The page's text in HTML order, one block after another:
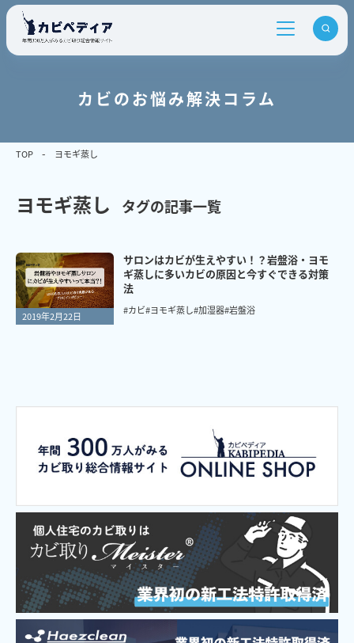
カビのお悩み解決コラム
TOP ヨモギ蒸し
ヨモギ蒸し タグの記事一覧
2019年2月22日
サロンはカビが生えやすい！？岩盤浴・ヨモ
ギ蒸しに多いカビの原因と今すぐできる対策
法
#カビ#ヨモギ蒸し#加湿器#岩盤浴